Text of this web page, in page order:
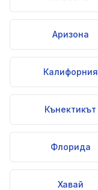
Аризона
Калифорния
Кънектикът
Флорида
Хавай